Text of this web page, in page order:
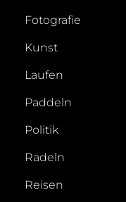
Fotografie
Kunst
Laufen
Paddeln
Politik
Radeln
Reisen